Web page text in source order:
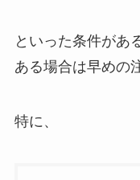
といった条件があ
ある場合は早めの
特に、